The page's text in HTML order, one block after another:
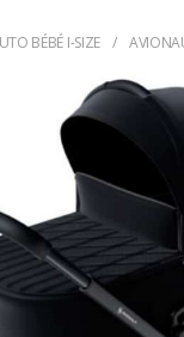
BÉBÉ I-SIZE